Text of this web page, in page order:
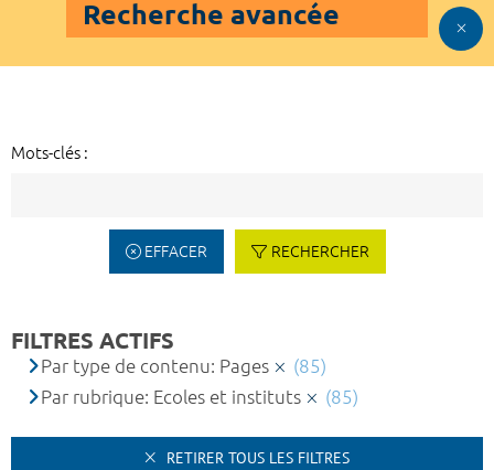
Recherche avancée
Mots-clés :
EFFACER RECHERCHER
FILTRES ACTIFS
Par type de contenu: Pages
(85)
Par rubrique: Ecoles et instituts
(85)
RETIRER TOUS LES FILTRES